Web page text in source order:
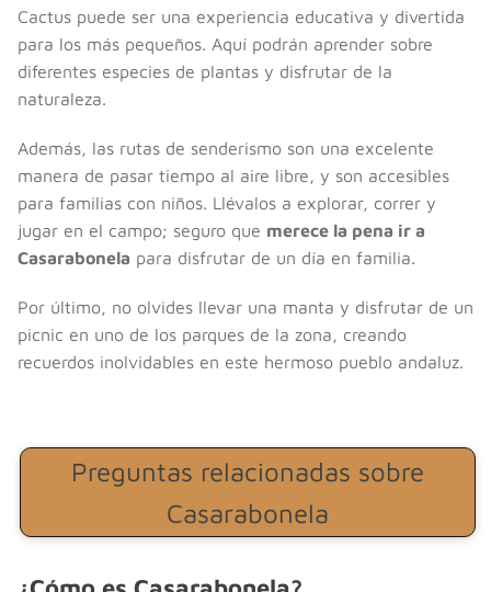
Cactus puede ser una experiencia educativa y divertida
para los más pequeños. Aquí podrán aprender sobre
diferentes especies de plantas y disfrutar de la
naturaleza.
Además, las rutas de senderismo son una excelente
manera de pasar tiempo al aire libre, y son accesibles
para familias con niños. Llévalos a explorar, correr y
jugar en el campo; seguro que merece la pena ir a
Casarabonela para disfrutar de un día en familia.
Por último, no olvides llevar una manta y disfrutar de un
picnic en uno de los parques de la zona, creando
recuerdos inolvidables en este hermoso pueblo andaluz.
Preguntas relacionadas sobre
Casarabonela